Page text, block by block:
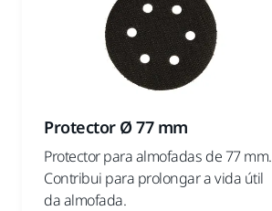
Protector Ø 77 mm
Protector para almofadas de 77 mm.
Contribui para prolongar a vida útil
da almofada.